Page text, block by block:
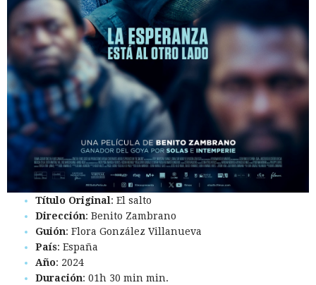
Título Original: El salto
Dirección: Benito Zambrano
Guión: Flora González Villanueva
País: España
Año: 2024
Duración: 01h 30 min min.